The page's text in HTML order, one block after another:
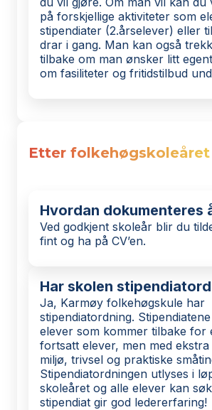
på forskjellige aktiviteter som
stipendiater (2.årselever) eller
drar i gang. Man kan også
tilbake om man ønsker litt
om fasiliteter og fritidstilbud
Etter folkehøgskoleåret
Hvordan dokumenteres
Ved godkjent skoleår blir du
fint og ha på CV’en.
Har skolen
Ja, Karmøy folkehøgskule har
stipendiatordning.
elever som kommer tilbake for
fortsatt elever, men med
miljø, trivsel og praktiske
Stipendiatordningen utlyses i
skoleåret og alle elever kan
stipendiat gir god ledererfaring!